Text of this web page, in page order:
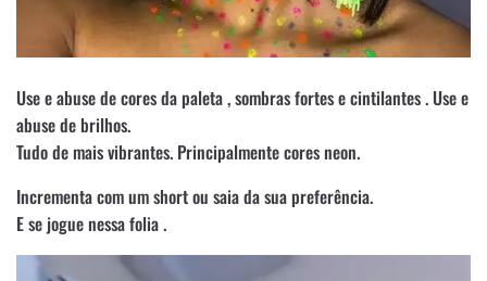
Use e abuse de cores da paleta , sombras fortes e cintilantes . Use e
abuse de brilhos.
Tudo de mais vibrantes. Principalmente cores neon.
Incrementa com um short ou saia da sua preferência.
E se jogue nessa folia .